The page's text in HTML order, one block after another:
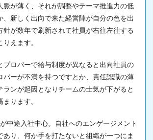
脈が薄く、それが調整やテーマ推進力の低
、新しく出向で来た経営陣が自分の色を出
針が数年で刷新されて社員が右往左往する
えます。
プロパーで給与制度が異なると出向社員の
パーが不満を持つですとか、責任認識の薄
ランが起因となりチームの士気が下がると
ります。
中途入社中心。自社へのエンゲージメント
あり、何か手を打たないと組織が一つにま